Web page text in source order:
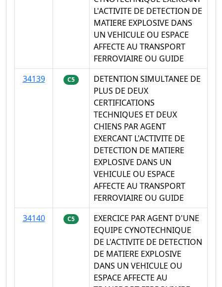
L'ACTIVITE DE DETECTION DE
MATIERE EXPLOSIVE DANS
UN VEHICULE OU ESPACE
AFFECTE AU TRANSPORT
FERROVIAIRE OU GUIDE
34139
C5
DETENTION SIMULTANEE DE
PLUS DE DEUX
CERTIFICATIONS
TECHNIQUES ET DEUX
CHIENS PAR AGENT
EXERCANT L'ACTIVITE DE
DETECTION DE MATIERE
EXPLOSIVE DANS UN
VEHICULE OU ESPACE
AFFECTE AU TRANSPORT
FERROVIAIRE OU GUIDE
34140
C5
EXERCICE PAR AGENT D'UNE
EQUIPE CYNOTECHNIQUE
DE L'ACTIVITE DE DETECTION
DE MATIERE EXPLOSIVE
DANS UN VEHICULE OU
ESPACE AFFECTE AU